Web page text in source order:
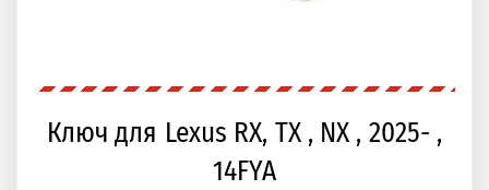
Ключ для Lexus RX, TX , NX , 2025- ,
14FYA